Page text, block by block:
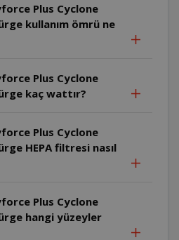
Plus Cyclone
kullanım ömrü ne
Plus Cyclone
kaç wattır?
Plus Cyclone
HEPA filtresi nasıl
Plus Cyclone
hangi yüzeyler